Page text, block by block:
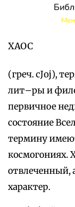
ХАОС
(греч. cЈoj),
лит–ры и
первичное
состояние
термину
космогониях.
отвлеченный,
характер.